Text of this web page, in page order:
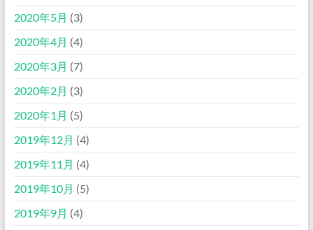
2020年5月 (3)
2020年4月 (4)
2020年3月 (7)
2020年2月 (3)
2020年1月 (5)
2019年12月 (4)
2019年11月 (4)
2019年10月 (5)
2019年9月 (4)